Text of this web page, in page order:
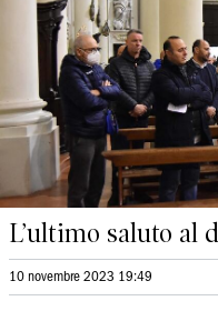
L’ultimo saluto al
10 novembre 2023 19:49